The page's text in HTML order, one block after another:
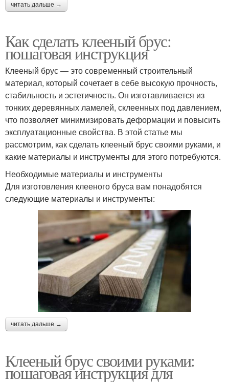
читать дальше →
Как сделать клееный брус:
пошаговая инструкция
Клееный брус — это современный строительный
материал, который сочетает в себе высокую прочность,
стабильность и эстетичность. Он изготавливается из
тонких деревянных ламелей, склеенных под давлением,
что позволяет минимизировать деформации и повысить
эксплуатационные свойства. В этой статье мы
рассмотрим, как сделать клееный брус своими руками, и
какие материалы и инструменты для этого потребуются.
Необходимые материалы и инструменты
Для изготовления клееного бруса вам понадобятся
следующие материалы и инструменты:
читать дальше →
Клееный брус своими руками:
пошаговая инструкция для